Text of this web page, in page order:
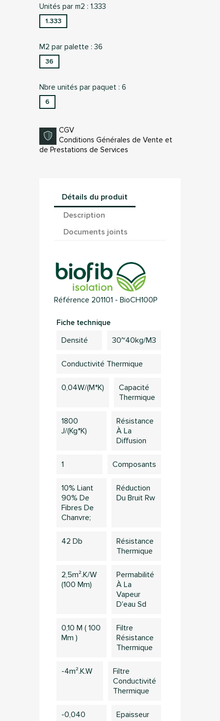
Unités par m2 : 1.333
1.333
M2 par palette : 36
36
Nbre unités par paquet : 6
6
CGV
Conditions Générales de Vente et
de Prestations de Services
Détails du produit
Description
Documents joints
Référence 201101 - BioCH100P
Fiche technique
Densité 30~40kg/m3
Conductivité Thermique
0,04W/(m*K)
Capacité
Thermique
1800
J/(kg*K)
Résistance
À La
Diffusion
1 Composants
10% Liant
90% De
Fibres De
Chanvre;
Réduction
Du Bruit Rw
42 Db
Résistance
Thermique
2,5m².k/w
(100 Mm)
Permabilité
À La
Vapeur
D'eau Sd
0,10 M ( 100
Mm )
Filtre
Résistance
Thermique
-4m².K.W
Filtre
Conductivité
Thermique
-0,040
Epaisseur
Connection
produits dans votre liste d'envie